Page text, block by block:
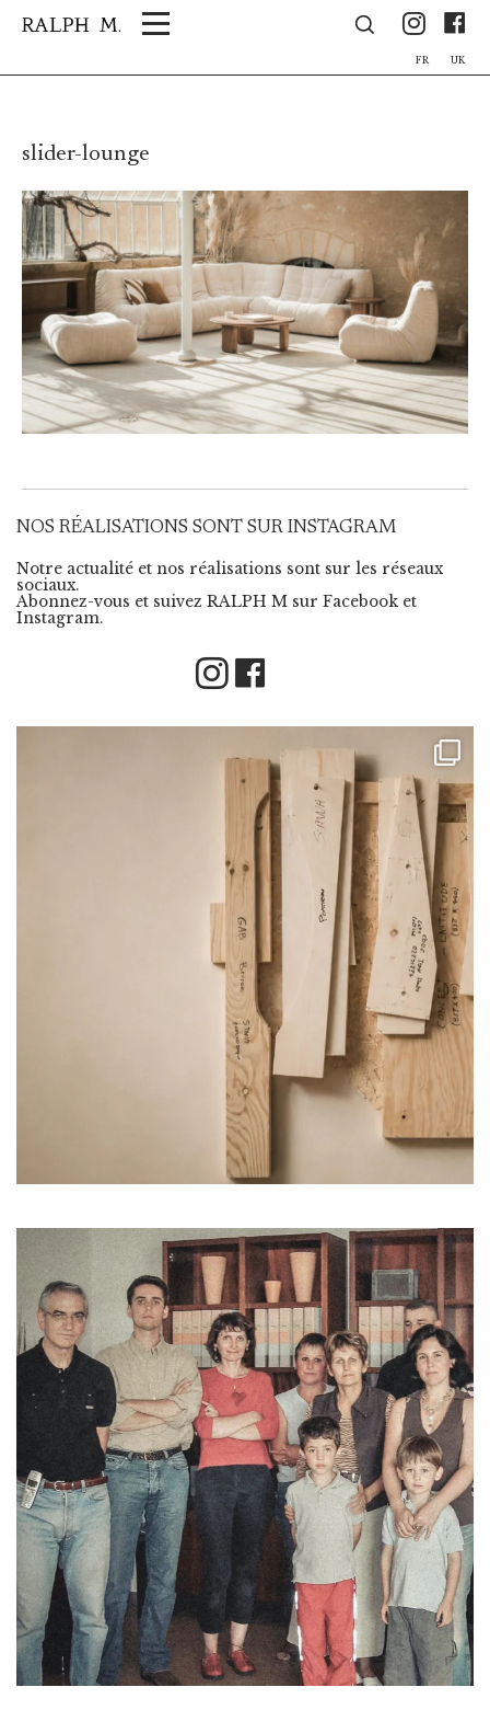
FR UK
slider-lounge
NOS RÉALISATIONS SONT SUR INSTAGRAM
Notre actualité et nos réalisations sont sur les réseaux
sociaux.
Abonnez-vous et suivez RALPH M sur Facebook et
Instagram.
Instagram
Panneau de gestion des cookies